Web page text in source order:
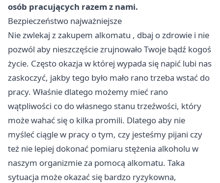
osób pracujących razem z nami.
Bezpieczeństwo najważniejsze
Nie zwlekaj z zakupem alkomatu , dbaj o zdrowie i nie
pozwól aby nieszczęście zrujnowało Twoje bądź kogoś
życie. Często okazja w której wypada się napić lubi nas
zaskoczyć, jakby tego było mało rano trzeba wstać do
pracy. Właśnie dlatego możemy mieć rano
wątpliwości co do własnego stanu trzeźwości, który
może wahać się o kilka promili. Dlatego aby nie
myśleć ciągle w pracy o tym, czy jesteśmy pijani czy
też nie lepiej dokonać pomiaru stężenia alkoholu w
naszym organizmie za pomocą alkomatu. Taka
sytuacja może okazać się bardzo ryzykowna,